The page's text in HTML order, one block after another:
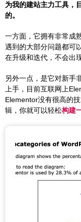
为我的建站主力工具，
的。
一方面，它拥有非常成
遇到的大部分问题都可
在升级和迭代，不会出
另外一点，是它对新手
上手，目前互联网上
Elementor没有很高的
辑，你就可以轻松构建